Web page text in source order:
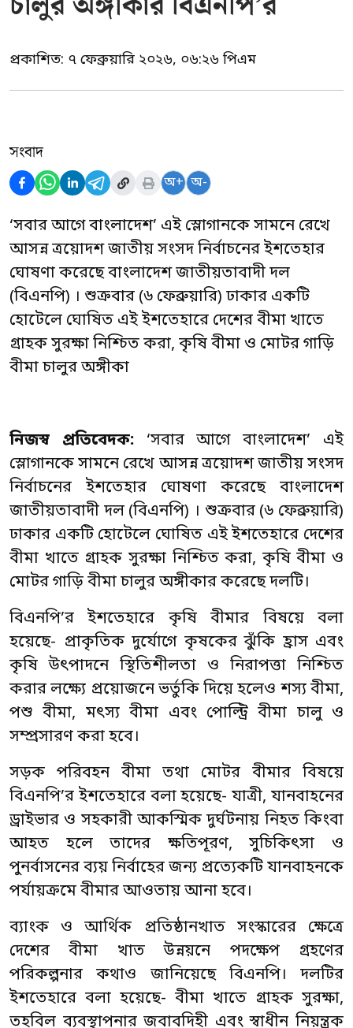
প্রকাশিত: ৭ ফেব্রুয়ারি ২০২৬, ০৬:২৬ পিএম
সংবাদ
অ+ অ-
‘সবার আগে বাংলাদেশ’ এই স্লোগানকে সামনে রেখে
আসন্ন ত্রয়োদশ জাতীয় সংসদ নির্বাচনের ইশতেহার
ঘোষণা করেছে বাংলাদেশ জাতীয়তাবাদী দল
(বিএনপি) । শুক্রবার (৬ ফেব্রুয়ারি) ঢাকার একটি
হোটেলে ঘোষিত এই ইশতেহারে দেশের বীমা খাতে
গ্রাহক সুরক্ষা নিশ্চিত করা, কৃষি বীমা ও মোটর গাড়ি
বীমা চালুর অঙ্গীকা
নিজস্ব প্রতিবেদক: ‘সবার আগে বাংলাদেশ’ এই
স্লোগানকে সামনে রেখে আসন্ন ত্রয়োদশ জাতীয় সংসদ
নির্বাচনের ইশতেহার ঘোষণা করেছে বাংলাদেশ
জাতীয়তাবাদী দল (বিএনপি) । শুক্রবার (৬ ফেব্রুয়ারি)
ঢাকার একটি হোটেলে ঘোষিত এই ইশতেহারে দেশের
বীমা খাতে গ্রাহক সুরক্ষা নিশ্চিত করা, কৃষি বীমা ও
মোটর গাড়ি বীমা চালুর অঙ্গীকার করেছে দলটি।
বিএনপি’র ইশতেহারে কৃষি বীমার বিষয়ে বলা
হয়েছে- প্রাকৃতিক দুর্যোগে কৃষকের ঝুঁকি হ্রাস এবং
কৃষি উৎপাদনে স্থিতিশীলতা ও নিরাপত্তা নিশ্চিত
করার লক্ষ্যে প্রয়োজনে ভর্তুকি দিয়ে হলেও শস্য বীমা,
পশু বীমা, মৎস্য বীমা এবং পোল্ট্রি বীমা চালু ও
সম্প্রসারণ করা হবে।
সড়ক পরিবহন বীমা তথা মোটর বীমার বিষয়ে
বিএনপি’র ইশতেহারে বলা হয়েছে- যাত্রী, যানবাহনের
ড্রাইভার ও সহকারী আকস্মিক দুর্ঘটনায় নিহত কিংবা
আহত হলে তাদের ক্ষতিপূরণ, সুচিকিৎসা ও
পুনর্বাসনের ব্যয় নির্বাহের জন্য প্রত্যেকটি যানবাহনকে
পর্যায়ক্রমে বীমার আওতায় আনা হবে।
ব্যাংক ও আর্থিক প্রতিষ্ঠানখাত সংস্কারের ক্ষেত্রে
দেশের বীমা খাত উন্নয়নে পদক্ষেপ গ্রহণের
পরিকল্পনার কথাও জানিয়েছে বিএনপি। দলটির
ইশতেহারে বলা হয়েছে- বীমা খাতে গ্রাহক সুরক্ষা,
তহবিল ব্যবস্থাপনার জবাবদিহী এবং স্বাধীন নিয়ন্ত্রক